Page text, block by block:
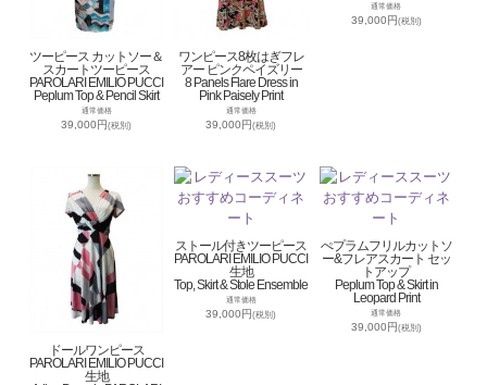
ツーピース カットソー＆
スカートツーピース
PAROLARI EMILIO PUCCI
Peplum Top & Pencil Skirt
通常価格
39,000円(税別)
ワンピース8枚はぎフレ
アー ピンクペイズリー
8 Panels Flare Dress in
Pink Paisely Print
通常価格
39,000円(税別)
通常価格
39,000円(税別)
ドールワンピース
PAROLARI EMILIO PUCCI
生地
ストール付きツーピース
PAROLARI EMILIO PUCCI
生地
Top, Skirt & Stole Ensemble
通常価格
39,000円(税別)
ぺプラムフリルカットソ
ー&フレアスカート セッ
トアップ
Peplum Top & Skirt in
Leopard Print
通常価格
39,000円(税別)